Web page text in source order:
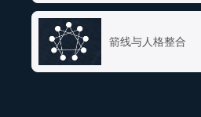
箭线与人格整合